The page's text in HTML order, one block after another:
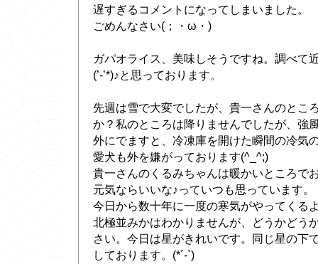
遅すぎるコメントになってしまいました。
ごめんなさい(；・ω・)
ガパオライス、美味しそうですね。調べて
(’-’*)♪と思っております。
先週は雪で大変でしたが、貴一さんのとこ
か？私のところは降りませんでしたが、強
外にでますと、冷凍庫を開けた瞬間の冷気
愛犬も外を嫌がっております(^_^;)
貴一さんのくるみちゃんは暖かいところで
元気ならいいな♪っていつも思っています。
今日から数十年に一度の寒気がやってくる
北極並みかはわかりませんが、どうかどう
さい。今日は星がきれいです。同じ星の下
しております。(*´-`)